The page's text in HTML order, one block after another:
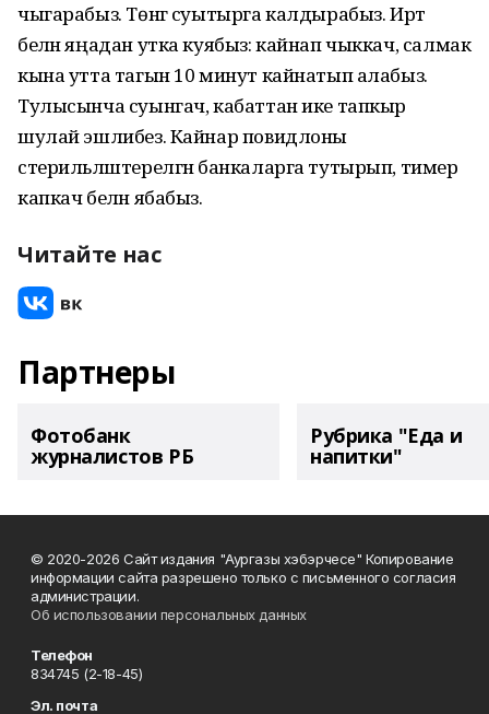
чыгарабыз. Төнгә суытырга калдырабыз. Иртә
белән яңадан утка куябыз: кайнап чыккач, салмак
кына утта тагын 10 минут кайнатып алабыз.
Тулысынча суынгач, кабаттан ике тапкыр
шулай эшлибез. Кайнар повидлоны
стерильләштерелгән банкаларга тутырып, тимер
капкач белән ябабыз.
Читайте нас
Партнеры
Фотобанк
журналистов РБ
Рубрика "Еда и
напитки"
© 2020-2026 Сайт издания "Аургазы хэбэрчесе" Копирование
информации сайта разрешено только с письменного согласия
администрации.
Об использовании персональных данных
Телефон
834745 (2-18-45)
Эл. почта